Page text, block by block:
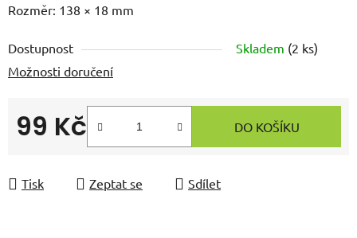
Rozměr: 138 × 18 mm
Dostupnost Skladem (2 ks)
Možnosti doručení
99 Kč DO KOŠÍKU
Tisk Zeptat se Sdílet